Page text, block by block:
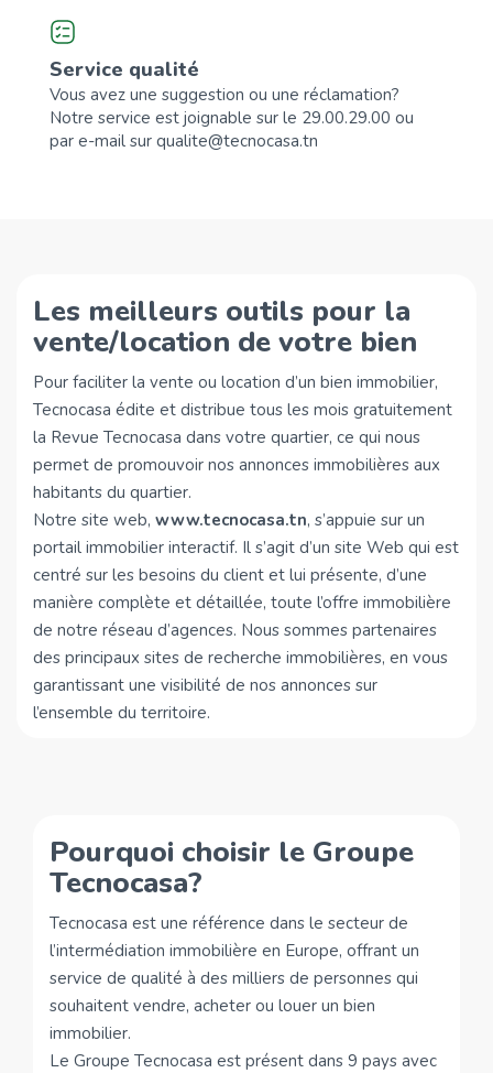
Service qualité
Vous avez une suggestion ou une réclamation?
Notre service est joignable sur le 29.00.29.00 ou
par e-mail sur qualite@tecnocasa.tn
Les meilleurs outils pour la
vente/location de votre bien
Pour faciliter la vente ou location d’un bien immobilier,
Tecnocasa édite et distribue tous les mois gratuitement
la Revue Tecnocasa dans votre quartier, ce qui nous
permet de promouvoir nos annonces immobilières aux
habitants du quartier.
Notre site web, www.tecnocasa.tn, s’appuie sur un
portail immobilier interactif. Il s’agit d’un site Web qui est
centré sur les besoins du client et lui présente, d’une
manière complète et détaillée, toute l’offre immobilière
de notre réseau d’agences. Nous sommes partenaires
des principaux sites de recherche immobilières, en vous
garantissant une visibilité de nos annonces sur
l’ensemble du territoire.
Pourquoi choisir le Groupe
Tecnocasa?
Tecnocasa est une référence dans le secteur de
l’intermédiation immobilière en Europe, offrant un
service de qualité à des milliers de personnes qui
souhaitent vendre, acheter ou louer un bien
immobilier.
Le Groupe Tecnocasa est présent dans 9 pays avec